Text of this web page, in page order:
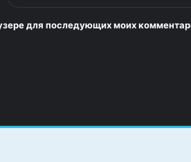
для последующих моих